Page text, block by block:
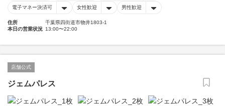
電子マネー決済可 女性歓迎 男性歓迎
住所
千葉県四街道市物井1803-1
本日の営業状況 13:00〜22:00
店舗公式
ジェムパレス